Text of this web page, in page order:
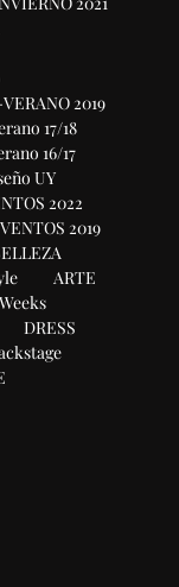
2019
17/18
16/17
UY
2022
2019
ARTE
DRESS